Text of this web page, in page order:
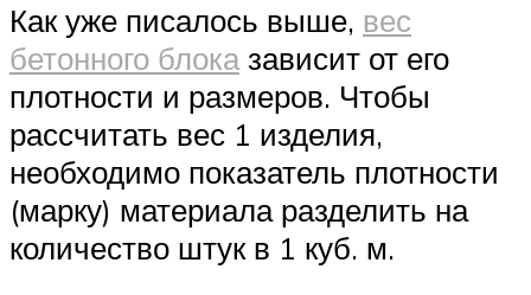
Как уже писалось выше, вес
бетонного блоказависит от его
плотности и размеров. Чтобы
рассчитать вес 1 изделия,
необходимо показатель плотности
(марку) материала разделить на
количество штук в 1 куб. м.